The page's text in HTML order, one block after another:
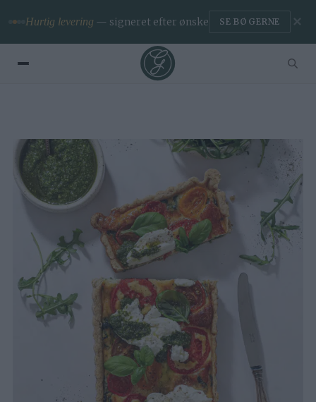
Hurtig levering — signeret efter ønske SE BØGERNE ✕